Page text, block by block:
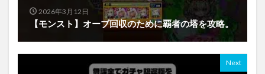
2026年3月12日
【モンスト】オーブ回収のために覇者の塔を攻略。
Next